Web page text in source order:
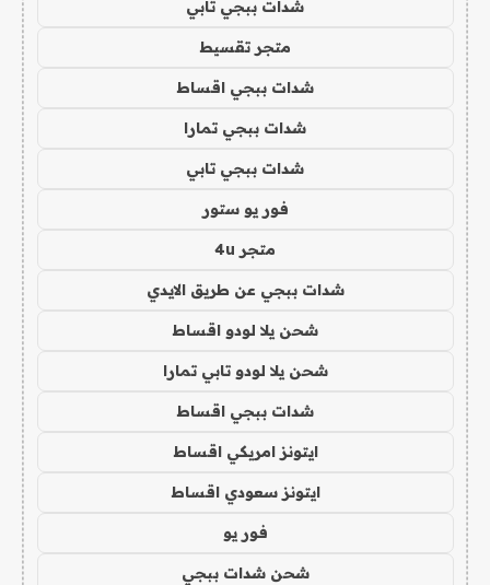
شدات ببجي تابي
متجر تقسيط
شدات ببجي اقساط
شدات ببجي تمارا
شدات ببجي تابي
فور يو ستور
متجر 4u
شدات ببجي عن طريق الايدي
شحن يلا لودو اقساط
شحن يلا لودو تابي تمارا
شدات ببجي اقساط
ايتونز امريكي اقساط
ايتونز سعودي اقساط
فور يو
شحن شدات ببجي